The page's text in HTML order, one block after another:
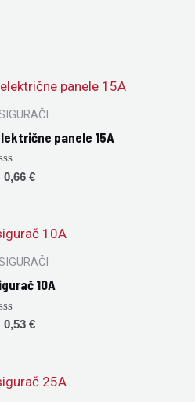
panele 15A
0,66 €
10A
0,53 €